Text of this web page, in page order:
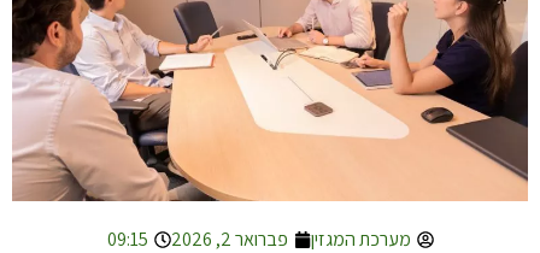
מערכת המגזין פברואר 2, 2026 09:15